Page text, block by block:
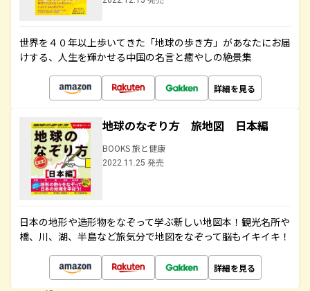
世界を４０年以上歩いてきた「地球の歩き方」があなたにお届
けする、人生を輝かせる中国の名言と癒やしの絶景集
詳細を見る
地球のなぞり方 旅地図 日本編
BOOKS 旅と健康
2022.11.25 発売
日本の地形や造形物をなぞって学ぶ新しい地図本！観光名所や
橋、川、湖、半島など旅気分で地図をなぞって脳もイキイキ！
詳細を見る